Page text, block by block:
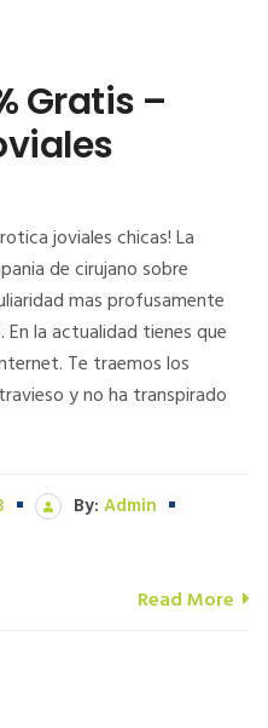
Gratis –
joviales chicas! La
de cirujano sobre
mas profusamente
la actualidad tienes que
Te traemos los
y no ha transpirado
By: Admin
Read More